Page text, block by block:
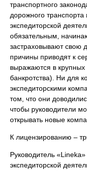
транспортного
дорожного транспорта
экспедиторской
обязательным,
застраховывают свою
причины приводят к
выражаются в
банкротства). Ни для
экспедиторскими
том, что они
чтобы руководители
открывать новые
К лицензированию –
Руководитель
экспедиторской